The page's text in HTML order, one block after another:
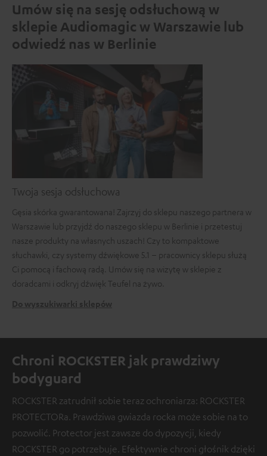
Umów się na sesję odsłuchową w
sklepie Audiomagic w Warszawie lub
odwiedź nas w Berlinie
Twoja sesja odsłuchowa
Gęsia skórka gwarantowana! Zajrzyj do sklepu naszego partnera w
Warszawie lub przyjdź do naszego sklepu w Berlinie i przetestuj
nasze produkty na własnych uszach! Czy to kompaktowe
słuchawki, czy systemy dźwiękowe 5.1 – pracownicy sklepu służą
Ci pomocą i fachową radą. Umów się na wizytę w sklepie z
doradcami i odkryj dźwięk Teufel na żywo.
Do wyszukiwarki sklepów
Chroni ROCKSTER jak prawdziwy
bodyguard
ROCKSTER zatrudnił sobie teraz ochroniarza: ROCKSTER
PROTECTORa. Prawdziwa gwiazda rocka może sobie na to
pozwolić. Protector jest zawsze do dypozycji, kiedy
ROCKSTER go potrzebuje. Efektywnie chroni głośnik dzięki